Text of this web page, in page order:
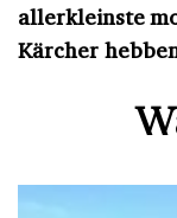
allerkleinste
Kärcher